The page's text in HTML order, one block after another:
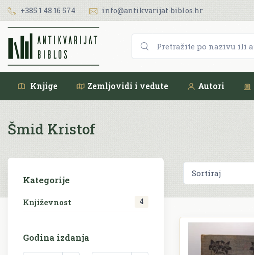
+385 1 48 16 574 info@antikvarijat-biblos.hr
Knjige Zemljovidi i vedute Autori
Šmid Kristof
Kategorije
Književnost 4
Godina izdanja